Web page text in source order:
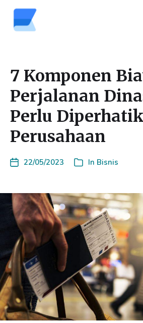
7 Komponen
Perjalanan
Perlu
Perusahaan
22/05/2023 In Bisnis